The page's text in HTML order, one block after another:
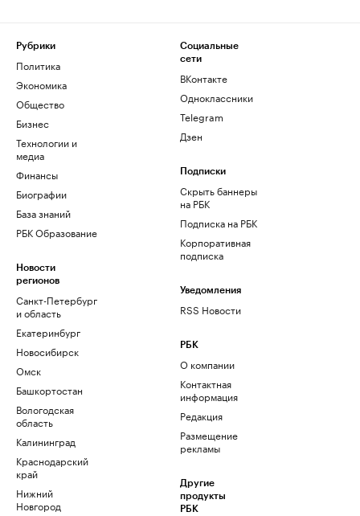
Рубрики
Политика
Экономика
Общество
Бизнес
Технологии и
медиа
Финансы
Биографии
База знаний
РБК Образование
Новости
регионов
Санкт-Петербург
и область
Екатеринбург
Новосибирск
Омск
Башкортостан
Вологодская
область
Калининград
Краснодарский
край
Нижний
Новгород
Социальные
сети
ВКонтакте
Одноклассники
Telegram
Дзен
Подписки
Скрыть баннеры
на РБК
Подписка на РБК
Корпоративная
подписка
Уведомления
RSS Новости
РБК
О компании
Контактная
информация
Редакция
Размещение
рекламы
Другие
продукты
РБК